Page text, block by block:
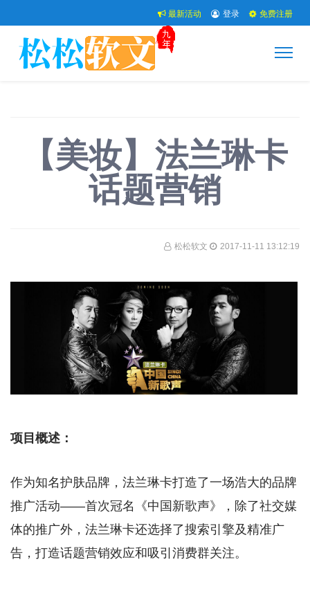
最新活动 登录 免费注册
【美妆】法兰琳卡
话题营销
松松软文 2017-11-11 13:12:19
项目概述：
作为知名护肤品牌，法兰琳卡打造了一场浩大的品牌
推广活动——首次冠名《中国新歌声》，除了社交媒
体的推广外，法兰琳卡还选择了搜索引擎及精准广
告，打造话题营销效应和吸引消费群关注。